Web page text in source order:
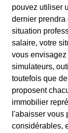
pouvez utiliser
dernier prendra
situation
salaire, votre
vous
simulateurs,
toutefois que
proposent
immobilier
l'abaisser vous
considérables,